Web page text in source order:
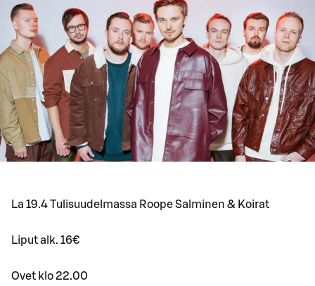
La 19.4 Tulisuudelmassa Roope Salminen & Koirat
Liput alk. 16€
Ovet klo 22.00